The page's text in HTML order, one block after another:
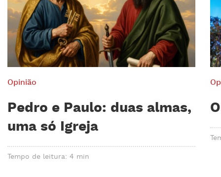
Opinião
Pedro e Paulo: duas almas,
uma só Igreja
Tempo de leitura: 4 min